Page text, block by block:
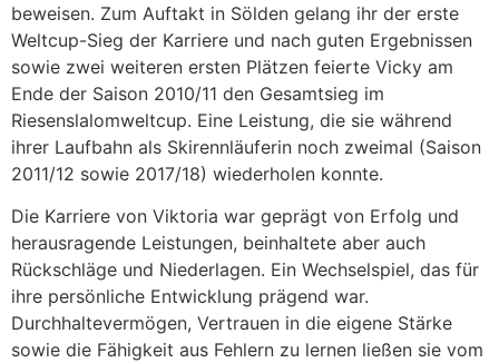
beweisen. Zum Auftakt in Sölden gelang ihr der erste
Weltcup-Sieg der Karriere und nach guten Ergebnissen
sowie zwei weiteren ersten Plätzen feierte Vicky am
Ende der Saison 2010/11 den Gesamtsieg im
Riesenslalomweltcup. Eine Leistung, die sie während
ihrer Laufbahn als Skirennläuferin noch zweimal (Saison
2011/12 sowie 2017/18) wiederholen konnte.
Die Karriere von Viktoria war geprägt von Erfolg und
herausragende Leistungen, beinhaltete aber auch
Rückschläge und Niederlagen. Ein Wechselspiel, das für
ihre persönliche Entwicklung prägend war.
Durchhaltevermögen, Vertrauen in die eigene Stärke
sowie die Fähigkeit aus Fehlern zu lernen ließen sie vom